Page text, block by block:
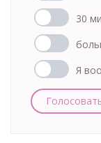
30
Я